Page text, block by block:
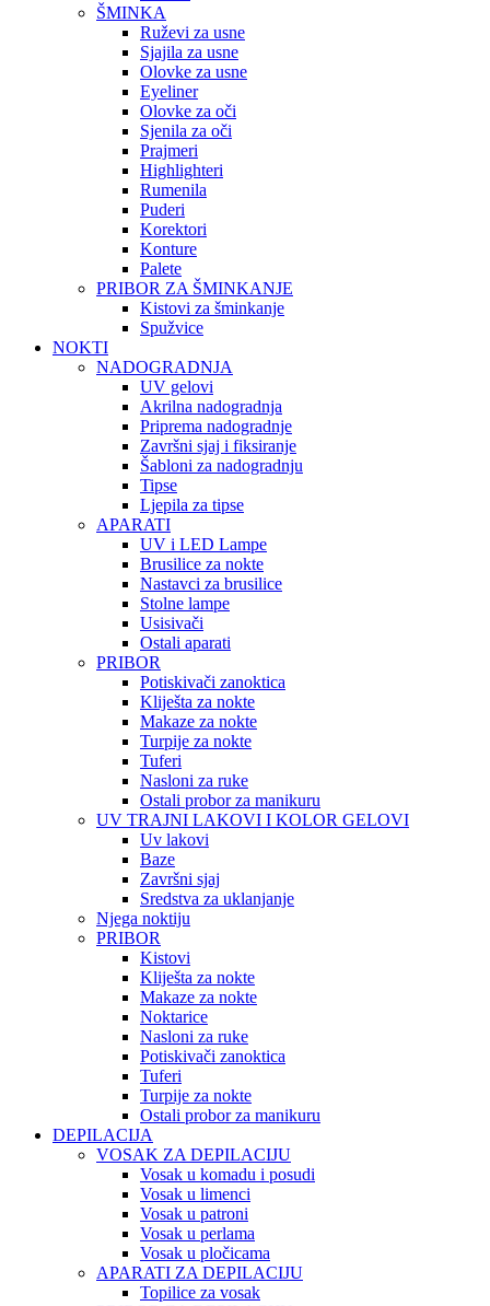
ŠMINKA
Ruževi za usne
Sjajila za usne
Olovke za usne
Eyeliner
Olovke za oči
Sjenila za oči
Prajmeri
Highlighteri
Rumenila
Puderi
Korektori
Konture
Palete
PRIBOR ZA ŠMINKANJE
Kistovi za šminkanje
Spužvice
NOKTI
NADOGRADNJA
UV gelovi
Akrilna nadogradnja
Priprema nadogradnje
Završni sjaj i fiksiranje
Šabloni za nadogradnju
Tipse
Ljepila za tipse
APARATI
UV i LED Lampe
Brusilice za nokte
Nastavci za brusilice
Stolne lampe
Usisivači
Ostali aparati
PRIBOR
Potiskivači zanoktica
Kliješta za nokte
Makaze za nokte
Turpije za nokte
Tuferi
Nasloni za ruke
Ostali probor za manikuru
UV TRAJNI LAKOVI I KOLOR GELOVI
Uv lakovi
Baze
Završni sjaj
Sredstva za uklanjanje
Njega noktiju
PRIBOR
Kistovi
Kliješta za nokte
Makaze za nokte
Noktarice
Nasloni za ruke
Potiskivači zanoktica
Tuferi
Turpije za nokte
Ostali probor za manikuru
DEPILACIJA
VOSAK ZA DEPILACIJU
Vosak u komadu i posudi
Vosak u limenci
Vosak u patroni
Vosak u perlama
Vosak u pločicama
APARATI ZA DEPILACIJU
Topilice za vosak